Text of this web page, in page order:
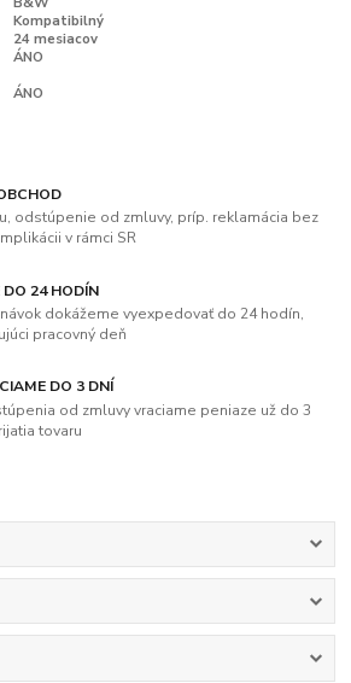
Kompatibilný
24 mesiacov
ÁNO
ÁNO
odstúpenie od zmluvy, príp. reklamácia bez
v rámci SR
24 HODÍN
dokážeme vyexpedovať do 24 hodín,
pracovný deň
DO 3 DNÍ
od zmluvy vraciame peniaze už do 3
tovaru